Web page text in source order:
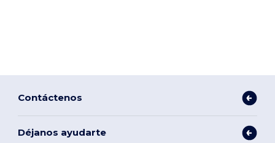
Contáctenos
Déjanos ayudarte